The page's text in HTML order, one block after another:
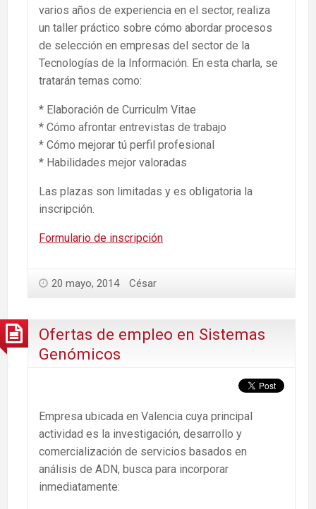
varios años de experiencia en el sector, realiza
un taller práctico sobre cómo abordar procesos
de selección en empresas del sector de la
Tecnologías de la Información. En esta charla, se
tratarán temas como:
* Elaboración de Curriculm Vitae
* Cómo afrontar entrevistas de trabajo
* Cómo mejorar tú perfil profesional
* Habilidades mejor valoradas
Las plazas son limitadas y es obligatoria la
inscripción.
Formulario de inscripción
20 mayo, 2014 César
Ofertas de empleo en Sistemas
Genómicos
Empresa ubicada en Valencia cuya principal
actividad es la investigación, desarrollo y
comercialización de servicios basados en
análisis de ADN, busca para incorporar
inmediatamente: